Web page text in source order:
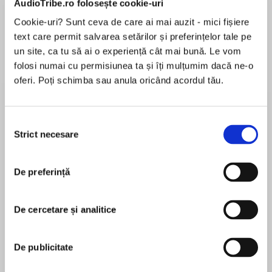
AudioTribe.ro folosește cookie-uri
Cookie-uri? Sunt ceva de care ai mai auzit - mici fișiere
text care permit salvarea setărilor și preferințelor tale pe
un site, ca tu să ai o experiență cât mai bună. Le vom
folosi numai cu permisiunea ta și îți mulțumim dacă ne-o
oferi. Poți schimba sau anula oricând acordul tău.
consimțământului
Strict necesare
De preferință
De cercetare și analitice
De publicitate
Desprecarte
New York Times bestselling author Linda
Goodnight welcomes you to Honey Ridge,
Memories of motherhood and marriage are
fresh for Julia Presley—though tragedy took
away both years ago. Finding comfort in the
lets the historic, mysterious place fill the voids
of love and family. No more pleasure of a man's
gentle kiss. No more joy in hearing a child call
her Mommy. Life is calm, unchanging…until a
pentru această carte
New York Times bestseller Linda Goodnight fell in